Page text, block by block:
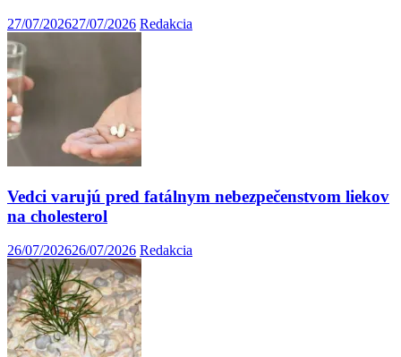
27/07/202627/07/2026 Redakcia
Vedci varujú pred fatálnym nebezpečenstvom liekov
na cholesterol
26/07/202626/07/2026 Redakcia